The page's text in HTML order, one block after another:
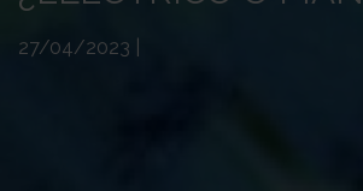
27/04/2023